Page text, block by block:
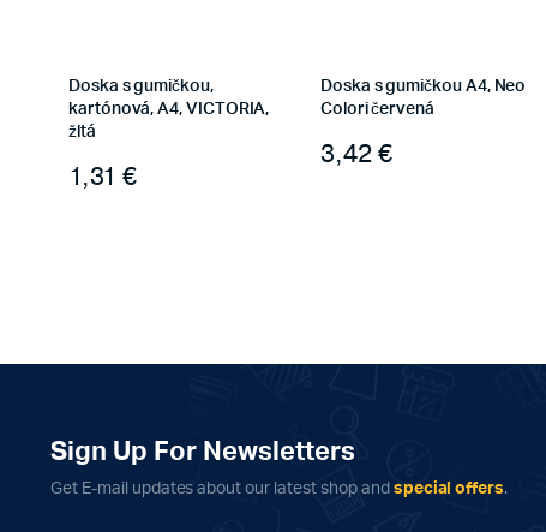
Doska s gumičkou,
kartónová, A4, VICTORIA,
žltá
1,31 €
Doska s gumičkou A4, Neo
Colori červená
3,42€
Sign Up For Newsletters
Get E-mail updates about our latest shop and special offers.